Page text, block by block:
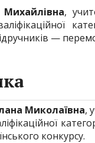
,
—
Миколаївна,
конкурсу.